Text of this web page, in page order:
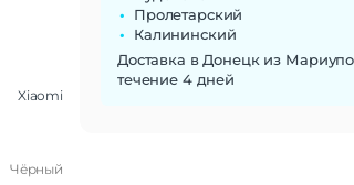
Xiaomi
Чёрный
Пролетарский
Калининский
Доставка в Донецк из
течение 4 дней